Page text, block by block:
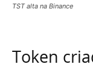
TST alta na Binance
Token